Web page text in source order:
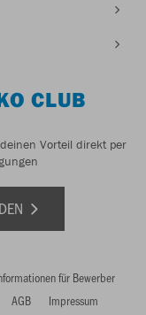
CLUB
Vorteil direkt per
für Bewerber
AGB Impressum